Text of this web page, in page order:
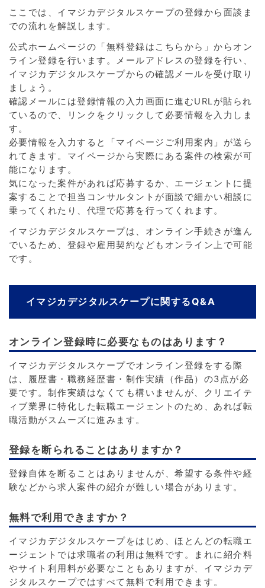
ここでは、イマジカデジタルスケープの登録から面談ま
での流れを解説します。
公式ホームページの「無料登録はこちらから」からオン
ライン登録を行います。メールアドレスの登録を行い、
イマジカデジタルスケープからの確認メールを受け取り
ましょう。
確認メールには登録情報の入力画面に進むURLが貼られ
ているので、リンクをクリックして必要情報を入力しま
す。
必要情報を入力すると「マイページご利用案内」が送ら
れてきます。マイページから実際にある案件の検索が可
能になります。
気になった案件があれば応募するか、エージェントに提
案することで担当コンサルタントが面談で細かい相談に
乗ってくれたり、代理で応募を行ってくれます。
イマジカデジタルスケープは、オンライン手続きが進ん
でいるため、登録や雇用契約などもオンライン上で可能
です。
イマジカデジタルスケープに関するQ&A
オンライン登録時に必要なものはあります？
イマジカデジタルスケープでオンライン登録をする際
は、履歴書・職務経歴書・制作実績（作品）の3点が必
要です。制作実績はなくても構いませんが、クリエイテ
ィブ業界に特化した転職エージェントのため、あれば転
職活動がスムーズに進みます。
登録を断られることはありますか？
登録自体を断ることはありませんが、希望する条件や経
験などから求人案件の紹介が難しい場合があります。
無料で利用できますか？
イマジカデジタルスケープをはじめ、ほとんどの転職エ
ージェントでは求職者の利用は無料です。まれに紹介料
やサイト利用料が必要なこともありますが、イマジカデ
ジタルスケープではすべて無料で利用できます。